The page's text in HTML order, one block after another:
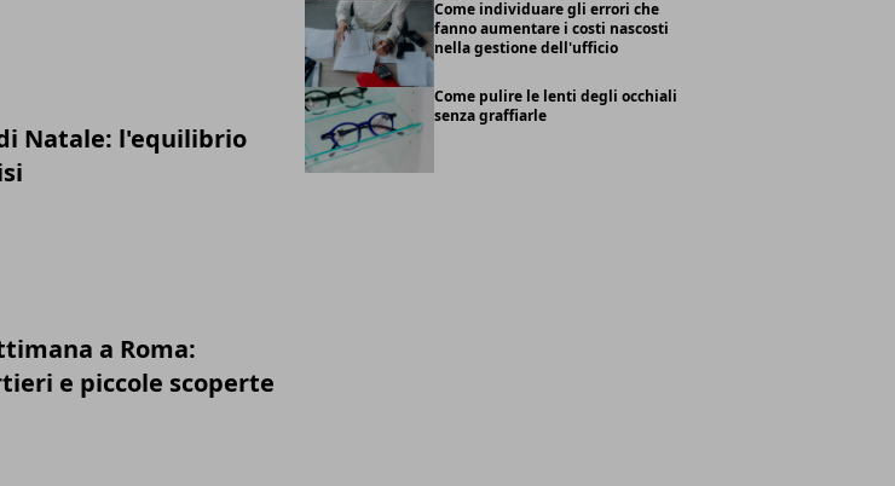
Natale: l'equilibrio
a Roma:
e piccole scoperte
Come individuare gli errori che
fanno aumentare i costi nascosti
nella gestione dell'ufficio
Come pulire le lenti degli occhiali
senza graffiarle